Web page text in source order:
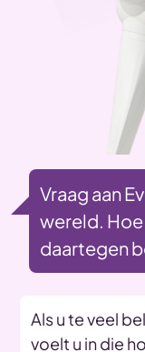
Vraag aan
wereld.
daartegen
Als u te veel
voelt u in die